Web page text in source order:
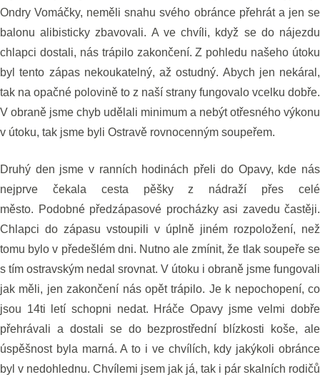
Ondry Vomáčky, neměli snahu svého obránce přehrát a jen se
balonu alibisticky zbavovali. A ve chvíli, když se do nájezdu
chlapci dostali, nás trápilo zakončení. Z pohledu našeho útoku
byl tento zápas nekoukatelný, až ostudný. Abych jen nekáral,
tak na opačné polovině to z naší strany fungovalo vcelku dobře.
V obraně jsme chyb udělali minimum a nebýt otřesného výkonu
v útoku, tak jsme byli Ostravě rovnocenným soupeřem.
Druhý den jsme v ranních hodinách přeli do Opavy, kde nás
nejprve čekala cesta pěšky z nádraží přes celé
město. Podobné předzápasové procházky asi zavedu častěji.
Chlapci do zápasu vstoupili v úplně jiném rozpoložení, než
tomu bylo v předešlém dni. Nutno ale zmínit, že tlak soupeře se
s tím ostravským nedal srovnat. V útoku i obraně jsme fungovali
jak měli, jen zakončení nás opět trápilo. Je k nepochopení, co
jsou 14ti letí schopni nedat. Hráče Opavy jsme velmi dobře
přehrávali a dostali se do bezprostřední blízkosti koše, ale
úspěšnost byla marná. A to i ve chvílích, kdy jakýkoli obránce
byl v nedohlednu. Chvílemi jsem jak já, tak i pár skalních rodičů